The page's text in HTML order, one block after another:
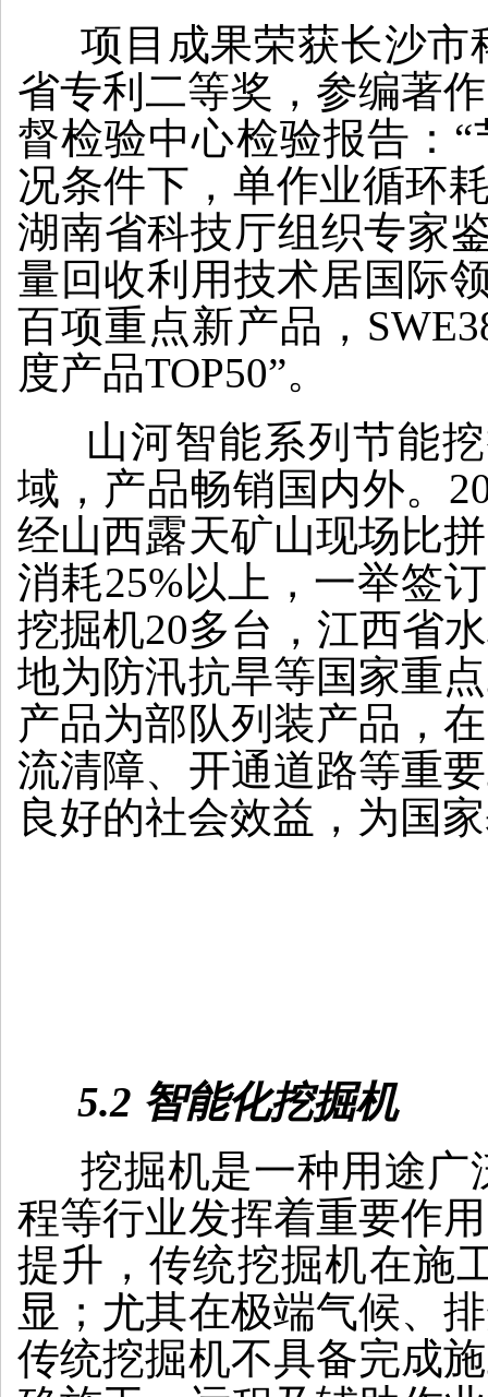
项目成果荣获长沙市
省专利二等奖，参编著
督检验中心检验报告：
况条件下，单作业循环
湖南省科技厅组织专家
量回收利用技术居国际
百项重点新产品，
度产品TOP50”。
山河智能系列节能挖
域，产品畅销国内外。
经山西露天矿山现场比
消耗25%以上，一举签
挖掘机20多台，江西省
地为防汛抗旱等国家重
产品为部队列装产品，
流清障、开通道路等重
良好的社会效益，为国
5.2 智能化挖掘机
挖掘机是一种用途广
程等行业发挥着重要作
提升，传统挖掘机在施
显；尤其在极端气候、
传统挖掘机不具备完成